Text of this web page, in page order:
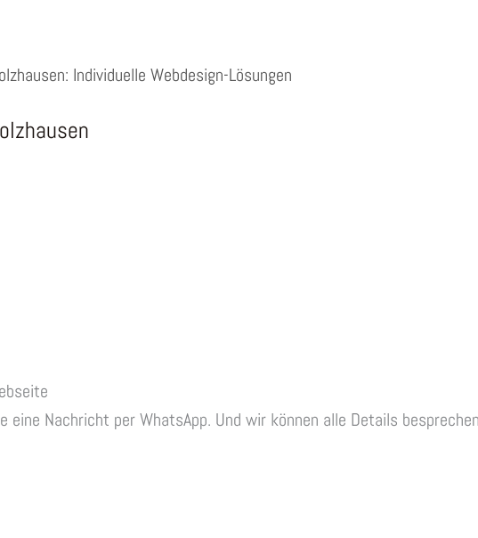
eine Nachricht per WhatsApp. Und wir können alle Details